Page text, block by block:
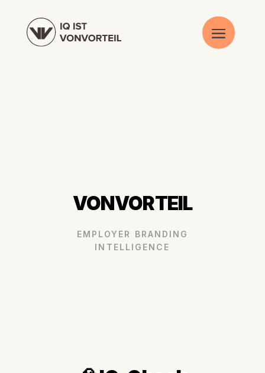
VONVORTEIL
EMPLOYER BRANDING
INTELLIGENCE